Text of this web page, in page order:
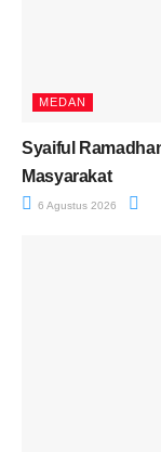
MEDAN
Syaiful
Masyarakat
6 Agustus 2026